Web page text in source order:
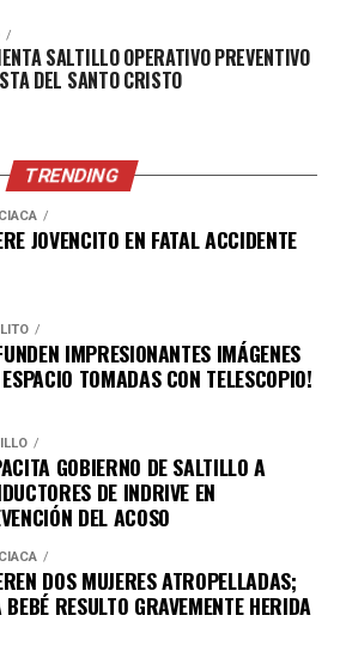
publicación mensual de
artística editada por la Secretaría
que además de su versión
en formato digital junto con
otros materiales editoriales.
de la narrativa, de Gerardo
la experiencia de dos décadas del
de talleres de creación literaria
y reflexiones para quienes desean
de escribir.
SALTILLO OPERATIVO PREVENTIVO
DEL SANTO CRISTO
TRENDING
JOVENCITO EN FATAL ACCIDENTE
IMPRESIONANTES IMÁGENES
TOMADAS CON TELESCOPIO!
GOBIERNO DE SALTILLO A
DE INDRIVE EN
DEL ACOSO
DOS MUJERES ATROPELLADAS;
BEBÉ RESULTO GRAVEMENTE HERIDA